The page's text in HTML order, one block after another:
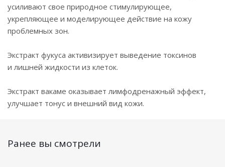
усиливают свое природное стимулирующее,
укрепляющее и моделирующее действие на кожу
проблемных зон.
Экстракт фукуса активизирует выведение токсинов
и лишней жидкости из клеток.
Экстракт вакаме оказывает лимфодренажный эффект,
улучшает тонус и внешний вид кожи.
Ранее вы смотрели